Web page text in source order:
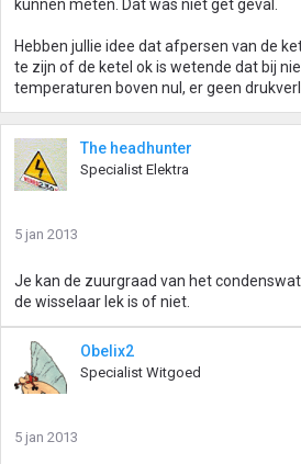
kunnen meten. Dat was niet get geval.
Hebben jullie idee dat afpersen van de
te zijn of de ketel ok is wetende dat bij
temperaturen boven nul, er geen
The headhunter
Specialist Elektra
5 jan 2013
Je kan de zuurgraad van het
de wisselaar lek is of niet.
Obelix2
Specialist Witgoed
5 jan 2013